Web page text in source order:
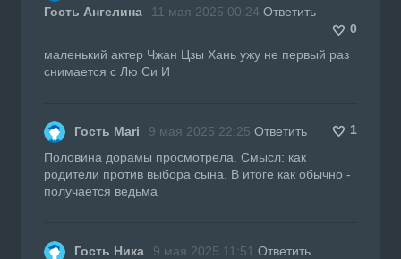
Гость Ангелина 11 мая 2025 00:24 Ответить
0
маленький актер Чжан Цзы Хань ужу не первый раз
снимается с Лю Си И
Гость Mari 9 мая 2025 22:25 Ответить
1
Половина дорамы просмотрела. Смысл: как
родители против выбора сына. В итоге как обычно -
получается ведьма
Гость Ника 9 мая 2025 11:51 Ответить